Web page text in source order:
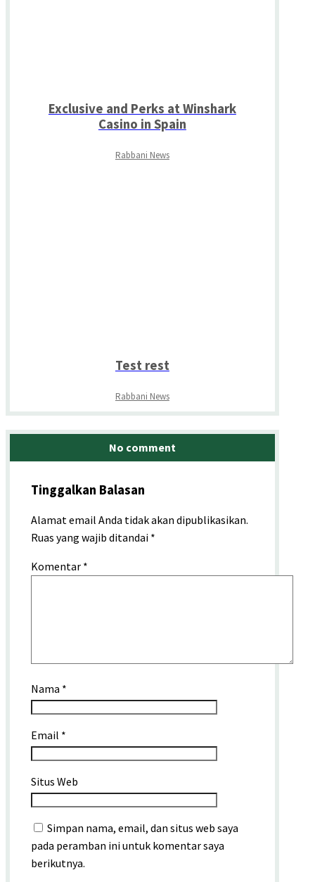
Exclusive and Perks at Winshark
Casino in Spain
Rabbani News
Test rest
Rabbani News
No comment
Tinggalkan Balasan
Alamat email Anda tidak akan dipublikasikan.
Ruas yang wajib ditandai *
Komentar *
Nama *
Email *
Situs Web
Simpan nama, email, dan situs web saya
pada peramban ini untuk komentar saya
berikutnya.